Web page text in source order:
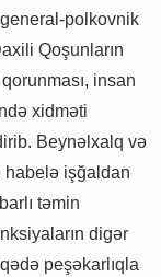
polkovnik
Qoşunların
insan
xidməti
Beynəlxalq və
habelə işğaldan
təmin
digər
peşəkarlıqla